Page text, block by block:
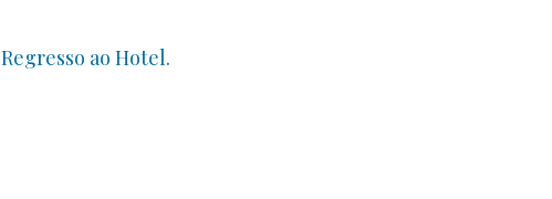
Regresso ao Hotel.